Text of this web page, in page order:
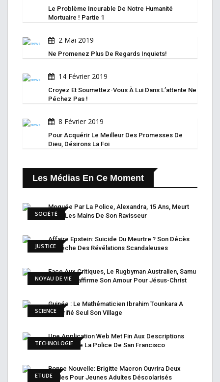
Le Problème Incurable De Notre Humanité
Mortuaire ! Partie 1
2 Mai 2019
Ne Promenez Plus De Regards Inquiets!
14 Février 2019
Croyez Et Soumettez-Vous À Lui Dans L’attente Ne
Péchez Pas !
8 Février 2019
Pour Acquérir Le Meilleur Des Promesses De
Dieu, Désirons La Foi
Les Médias En Ce Moment
SOCIÉTÉ
Moquée Par La Police, Alexandra, 15 Ans, Meurt
Entre Les Mains De Son Ravisseur
JUSTICE
Affaire Epstein: Suicide Ou Meurtre ? Son Décès
Empêche Des Révélations Scandaleuses
NOYAU DE VIE
Face Aux Critiques, Le Rugbyman Australien, Samu
Kerevi, Réaffirme Son Amour Pour Jésus-Christ
SCIENCE
Guinée : Le Mathématicien Ibrahim Tounkara A
Électrifié Seul Son Village
TECHNOLOGIE
Une Application Web Met Fin Aux Descriptions
Raciales De La Police De San Francisco
ETUDE
Bonne Nouvelle: Brigitte Macron Ouvrira Deux
Écoles Pour Jeunes Adultes Déscolarisés